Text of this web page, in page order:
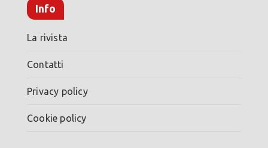
Info
La rivista
Contatti
Privacy policy
Cookie policy